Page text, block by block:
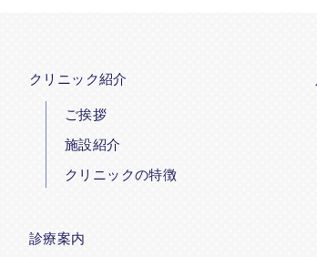
クリニック紹介
ご挨拶
施設紹介
クリニックの特徴
診療案内